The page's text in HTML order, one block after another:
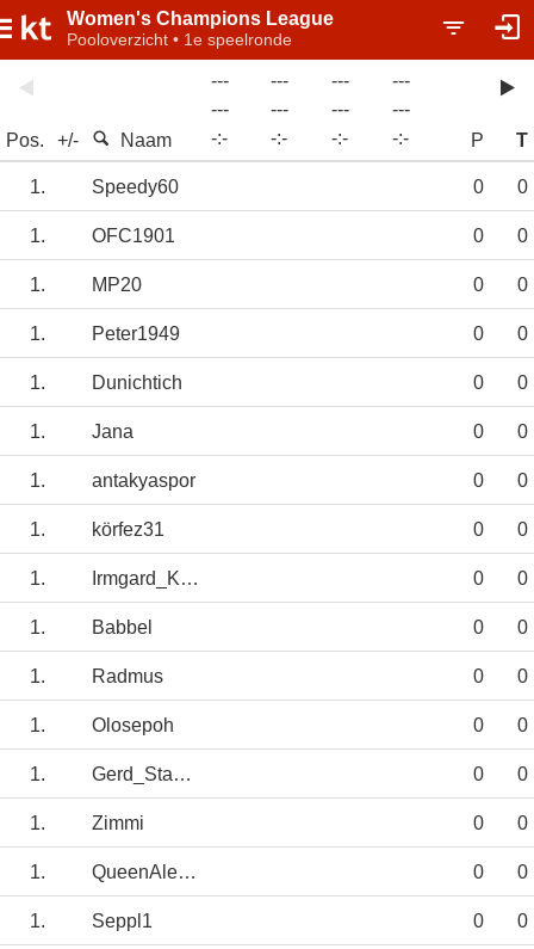
Women's Champions League
Pooloverzicht • 1e speelronde
Pos. +/- Naam
---
---
-:-
---
---
-:-
---
---
-:-
---
---
-:- P T
1. Speedy60 0 0
1. OFC1901 0 0
1. MP20 0 0
1. Peter1949 0 0
1. Dunichtich 0 0
1. Jana 0 0
1. antakyaspor 0 0
1. körfez31 0 0
1. Irmgard_KEUN 0 0
1. Babbel 0 0
1. Radmus 0 0
1. Olosepoh 0 0
1. Gerd_Staab2.0 0 0
1. Zimmi 0 0
1. QueenAlexia 0 0
1. Seppl1 0 0